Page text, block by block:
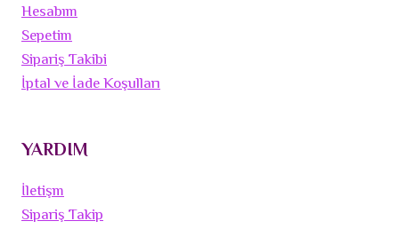
Hesabım
Sepetim
Sipariş Takibi
İptal ve İade Koşulları
YARDIM
İletişm
Sipariş Takip